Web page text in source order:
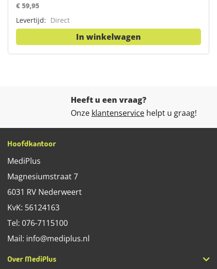
€ 59,95
Levertijd: Direct
In winkelwagen
Heeft u een vraag?
Onze klantenservicehelpt u graag!
Hoofdkantoor
MediPlus
Magnesiumstraat 7
6031 RV Nederweert
KvK: 56124163
Tel: 076-7115100
Mail: info@mediplus.nl
Over MediPlus